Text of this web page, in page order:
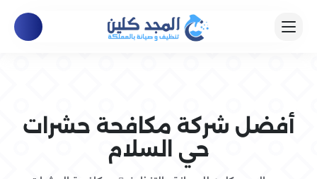
أفضل شركة مكافحة حشرات
حي السلام